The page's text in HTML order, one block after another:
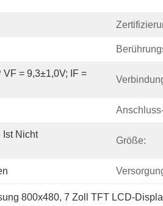
= 9,3±1,0V; IF =
Ist Nicht
Größe:
800x480, 7 Zoll TFT LCD-